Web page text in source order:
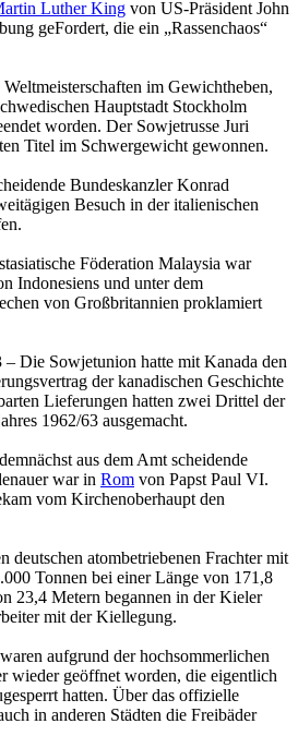
Luther King von US-Präsident John
geFordert, die ein „Rassenchaos“
im Gewichtheben,
Hauptstadt Stockholm
worden. Der Sowjetrusse Juri
Titel im Schwergewicht gewonnen.
Bundeskanzler Konrad
Besuch in der italienischen
Föderation Malaysia war
Indonesiens und unter dem
von Großbritannien proklamiert
Die Sowjetunion hatte mit Kanada den
der kanadischen Geschichte
Lieferungen hatten zwei Drittel der
1962/63 ausgemacht.
aus dem Amt scheidende
war in Rom von Papst Paul VI.
vom Kirchenoberhaupt den
deutschen atombetriebenen Frachter mit
Tonnen bei einer Länge von 171,8
23,4 Metern begannen in der Kieler
mit der Kiellegung.
aufgrund der hochsommerlichen
wieder geöffnet worden, die eigentlich
hatten. Über das offizielle
in anderen Städten die Freibäder